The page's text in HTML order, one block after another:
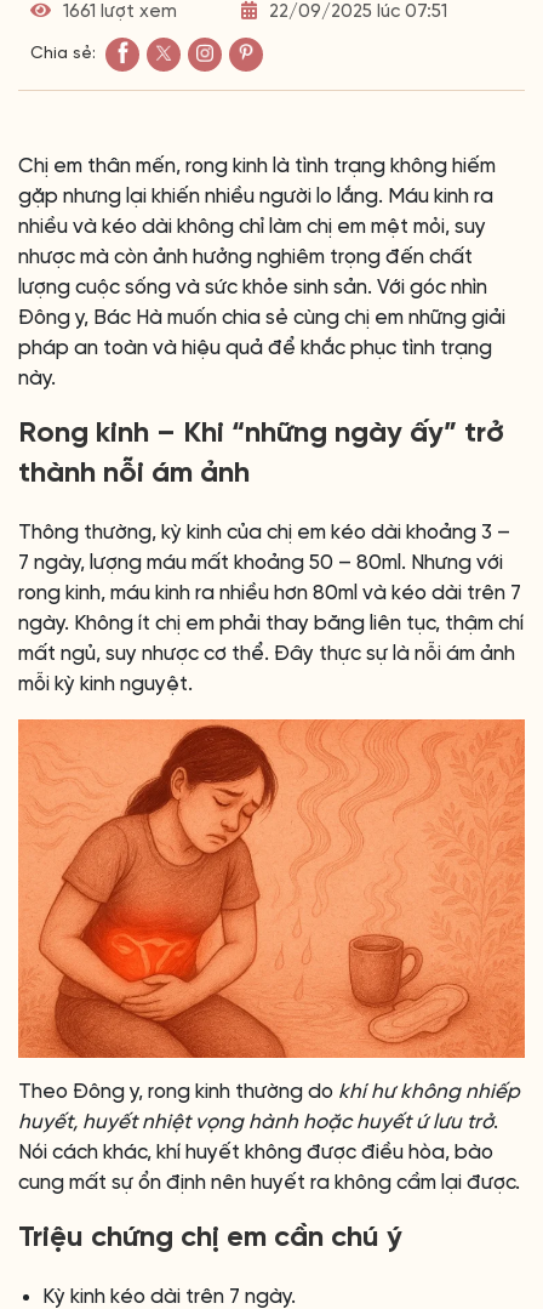
1661 lượt xem 22/09/2025 lúc 07:51
Chia sẻ:
Chị em thân mến, rong kinh là tình trạng không hiếm
gặp nhưng lại khiến nhiều người lo lắng. Máu kinh ra
nhiều và kéo dài không chỉ làm chị em mệt mỏi, suy
nhược mà còn ảnh hưởng nghiêm trọng đến chất
lượng cuộc sống và sức khỏe sinh sản. Với góc nhìn
Đông y, Bác Hà muốn chia sẻ cùng chị em những giải
pháp an toàn và hiệu quả để khắc phục tình trạng
này.
Rong kinh – Khi “những ngày ấy” trở
thành nỗi ám ảnh
Thông thường, kỳ kinh của chị em kéo dài khoảng 3 –
7 ngày, lượng máu mất khoảng 50 – 80ml. Nhưng với
rong kinh, máu kinh ra nhiều hơn 80ml và kéo dài trên 7
ngày. Không ít chị em phải thay băng liên tục, thậm chí
mất ngủ, suy nhược cơ thể. Đây thực sự là nỗi ám ảnh
mỗi kỳ kinh nguyệt.
Theo Đông y, rong kinh thường do khí hư không nhiếp
huyết, huyết nhiệt vọng hành hoặc huyết ứ lưu trở.
Nói cách khác, khí huyết không được điều hòa, bào
cung mất sự ổn định nên huyết ra không cầm lại được.
Triệu chứng chị em cần chú ý
Kỳ kinh kéo dài trên 7 ngày.